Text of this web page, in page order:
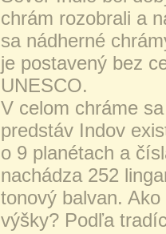
chrám rozobrali a
sa nádherné
je postavený bez
UNESCO.
V celom chráme
predstáv Indov
o 9 planétach a
nachádza 252
tonový balvan.
výšky? Podľa